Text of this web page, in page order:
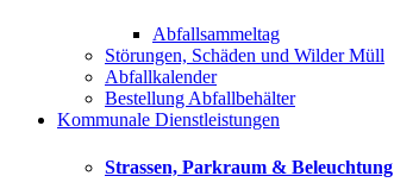
Abfallsammeltag
Störungen, Schäden und Wilder Müll
Abfallkalender
Bestellung Abfallbehälter
Kommunale Dienstleistungen
Strassen, Parkraum & Beleuchtung